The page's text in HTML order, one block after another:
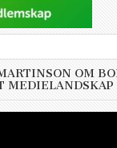
OM
MEDIELANDSKAP